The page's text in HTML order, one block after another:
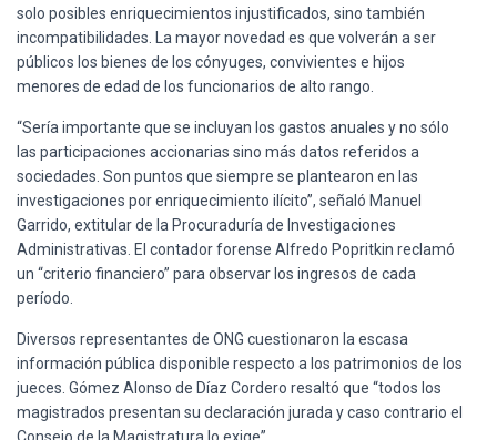
solo posibles enriquecimientos injustificados, sino también
incompatibilidades. La mayor novedad es que volverán a ser
públicos los bienes de los cónyuges, convivientes e hijos
menores de edad de los funcionarios de alto rango.
“Sería importante que se incluyan los gastos anuales y no sólo
las participaciones accionarias sino más datos referidos a
sociedades. Son puntos que siempre se plantearon en las
investigaciones por enriquecimiento ilícito”, señaló Manuel
Garrido, extitular de la Procuraduría de Investigaciones
Administrativas. El contador forense Alfredo Popritkin reclamó
un “criterio financiero” para observar los ingresos de cada
período.
Diversos representantes de ONG cuestionaron la escasa
información pública disponible respecto a los patrimonios de los
jueces. Gómez Alonso de Díaz Cordero resaltó que “todos los
magistrados presentan su declaración jurada y caso contrario el